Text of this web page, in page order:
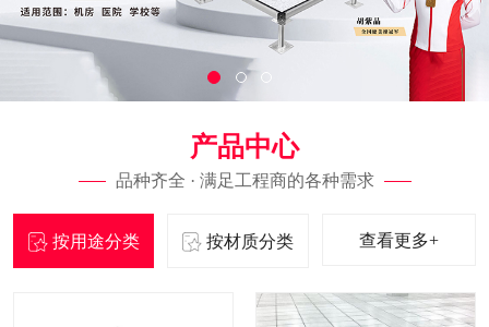
产品中心
品种齐全 · 满足工程商的各种需求
按用途分类 按材质分类 查看更多+